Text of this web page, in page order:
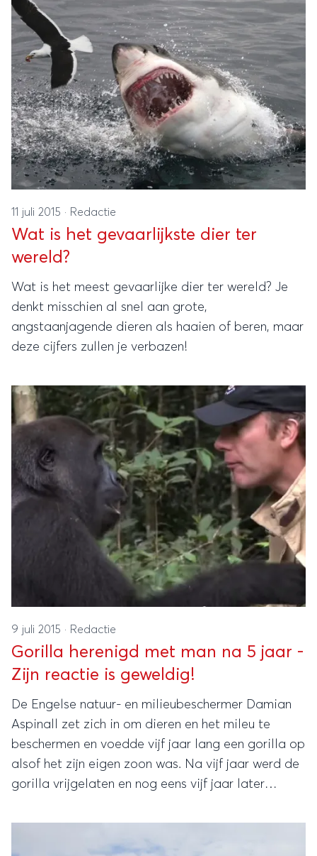
11 juli 2015 · Redactie
Wat is het gevaarlijkste dier ter
wereld?
Wat is het meest gevaarlijke dier ter wereld? Je
denkt misschien al snel aan grote,
angstaanjagende dieren als haaien of beren, maar
deze cijfers zullen je verbazen!
9 juli 2015 · Redactie
Gorilla herenigd met man na 5 jaar -
Zijn reactie is geweldig!
De Engelse natuur- en milieubeschermer Damian
Aspinall zet zich in om dieren en het mileu te
beschermen en voedde vijf jaar lang een gorilla op
alsof het zijn eigen zoon was. Na vijf jaar werd de
gorilla vrijgelaten en nog eens vijf jaar later
de jungle.